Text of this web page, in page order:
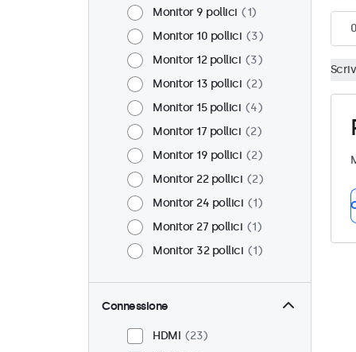
Monitor 9 pollici
1
Monitor 10 pollici
3
Monitor 12 pollici
3
Monitor 13 pollici
2
Monitor 15 pollici
4
Monitor 17 pollici
2
Monitor 19 pollici
2
Monitor 22 pollici
2
Monitor 24 pollici
1
Monitor 27 pollici
1
Monitor 32 pollici
1
Connessione
HDMI
23
0